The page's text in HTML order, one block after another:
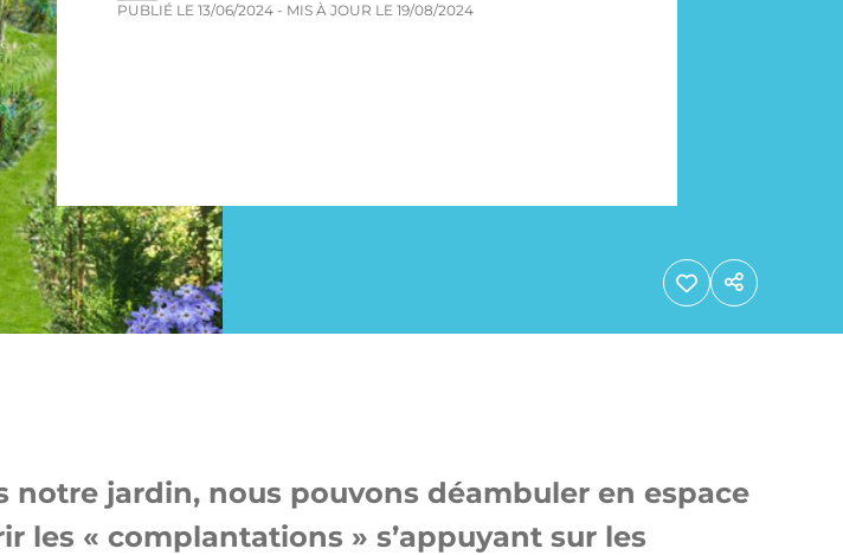
PUBLIÉ LE 13/06/2024 - MIS À JOUR LE 19/08/2024
notre jardin, nous pouvons déambuler en espace
les « complantations » s’appuyant sur les